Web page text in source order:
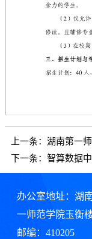
上一条： 湖南第一
下一条： 智算数据
办公室地址：湖
一师范学院玉衡
邮编：410205